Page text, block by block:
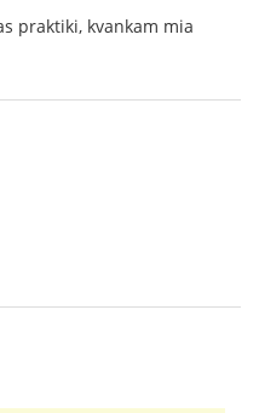
praktiki, kvankam mia